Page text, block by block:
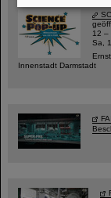
12 –
Sa,
Innenstadt Darmstadt